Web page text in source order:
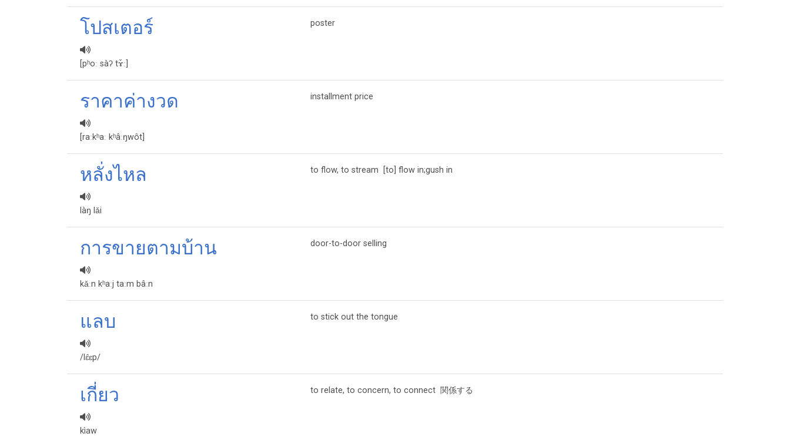
โปสเตอร์
[pʰoː sàʔ tɤ̌ː]
poster
ราคาค่างวด
[raːkʰaː kʰâːŋwôt]
installment price
หลั่งไหล
làŋ lǎi
to flow, to stream [to] flow in;gush in
การขายตามบ้าน
kǎːn kʰaːj taːm bâːn
door-to-door selling
แลบ
/lɛ̂ɛp/
to stick out the tongue
เกี่ยว
kìaw
to relate, to concern, to connect 関係する